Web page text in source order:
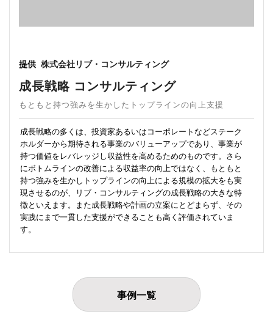
提供 株式会社リブ・コンサルティング
成長戦略 コンサルティング
もともと持つ強みを生かしたトップラインの向上支援
成長戦略の多くは、投資家あるいはコーポレートなどステーク
ホルダーから期待される事業のバリューアップであり、事業が
持つ価値をレバレッジし収益性を高めるためのものです。さら
にボトムラインの改善による収益率の向上ではなく、もともと
持つ強みを生かしトップラインの向上による規模の拡大をも実
現させるのが、リブ・コンサルティングの成長戦略の大きな特
徴といえます。また成長戦略や計画の立案にとどまらず、その
実践にまで一貫した支援ができることも高く評価されていま
す。
事例一覧